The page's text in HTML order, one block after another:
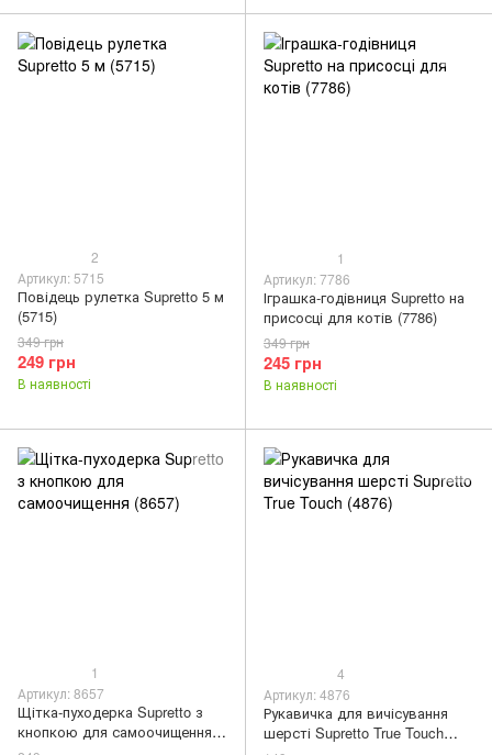
2
Артикул: 5715
Повідець рулетка Supretto 5 м
(5715)
249 грн
349 грн
В наявності
1
Артикул: 7786
Іграшка-годівниця Supretto на
присосці для котів (7786)
245 грн
349 грн
В наявності
1
Артикул: 8657
Щітка-пуходерка Supretto з
кнопкою для самоочищення
4
Артикул: 4876
Рукавичка для вичісування
шерсті Supretto True Touch